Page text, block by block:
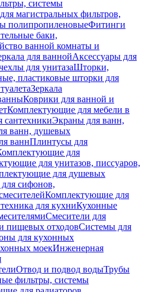
системы
магистральных фильтров,
полипропиленовыеФитинги
баки,
ванной комнаты и
для ваннойАксессуары для
для унитазаШторки,
пластиковые шторки для
Зеркала
Коврики для ванной и
Комплектующие для мебели в
Экраны для ванн,
ванн, душевых
ваннПлинтусы для
для
для унитазов, писсуаров,
для душевых
сифонов,
Комплектующие для
для кухниКухонные
Смесители для
пищевых отходовСистемы для
для кухонных
моекИнженерная
Отвод и подвод водыТрубы
фильтры, системы